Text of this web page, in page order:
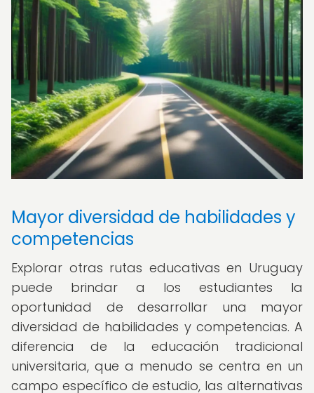
Mayor diversidad de habilidades y
competencias
Explorar otras rutas educativas en Uruguay
puede brindar a los estudiantes la
oportunidad de desarrollar una mayor
diversidad de habilidades y competencias. A
diferencia de la educación tradicional
universitaria, que a menudo se centra en un
campo específico de estudio, las alternativas